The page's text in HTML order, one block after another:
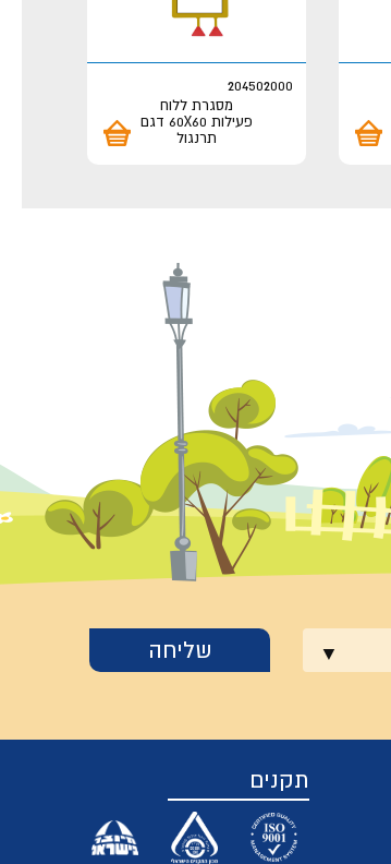
204502000
מסגרת ללוח
פעילות 60X60 דגם
תרנגול
תקנים